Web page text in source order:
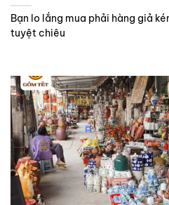
Bạn lo lắng mua phải hàng giả
tuyệt chiêu